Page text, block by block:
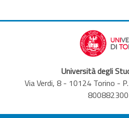
Università degli
Via Verdi, 8 - 10124 Torino -